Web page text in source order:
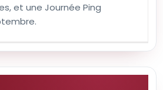
et une Journée Ping